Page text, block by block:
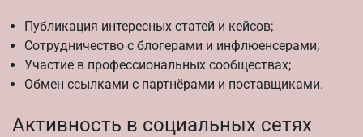
Публикация интересных статей и кейсов;
Сотрудничество с блогерами и инфлюенсерами;
Участие в профессиональных сообществах;
Обмен ссылками с партнёрами и поставщиками.
Активность в социальных сетях